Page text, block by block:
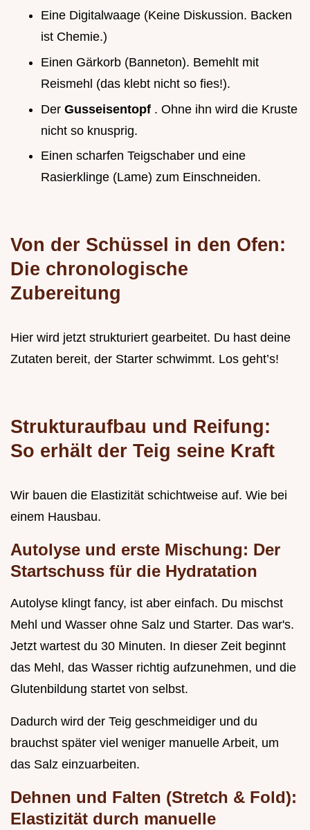
Eine Digitalwaage (Keine Diskussion. Backen
ist Chemie.)
Einen Gärkorb (Banneton). Bemehlt mit
Reismehl (das klebt nicht so fies!).
Der Gusseisentopf . Ohne ihn wird die Kruste
nicht so knusprig.
Einen scharfen Teigschaber und eine
Rasierklinge (Lame) zum Einschneiden.
Von der Schüssel in den Ofen:
Die chronologische
Zubereitung
Hier wird jetzt strukturiert gearbeitet. Du hast deine
Zutaten bereit, der Starter schwimmt. Los geht’s!
Strukturaufbau und Reifung:
So erhält der Teig seine Kraft
Wir bauen die Elastizität schichtweise auf. Wie bei
einem Hausbau.
Autolyse und erste Mischung: Der
Startschuss für die Hydratation
Autolyse klingt fancy, ist aber einfach. Du mischst
Mehl und Wasser ohne Salz und Starter. Das war's.
Jetzt wartest du 30 Minuten. In dieser Zeit beginnt
das Mehl, das Wasser richtig aufzunehmen, und die
Glutenbildung startet von selbst.
Dadurch wird der Teig geschmeidiger und du
brauchst später viel weniger manuelle Arbeit, um
das Salz einzuarbeiten.
Dehnen und Falten (Stretch & Fold):
Elastizität durch manuelle